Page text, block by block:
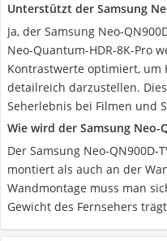
Unterstützt der Samsung
Ja, der Samsung Neo-
Neo-Quantum-HDR-8K-Pro
Kontrastwerte optimiert, um
detailreich darzustellen.
Seherlebnis bei Filmen und
Wie wird der Samsung Neo-
Der Samsung Neo-
montiert als auch an der
Wandmontage muss man
Gewicht des Fernsehers